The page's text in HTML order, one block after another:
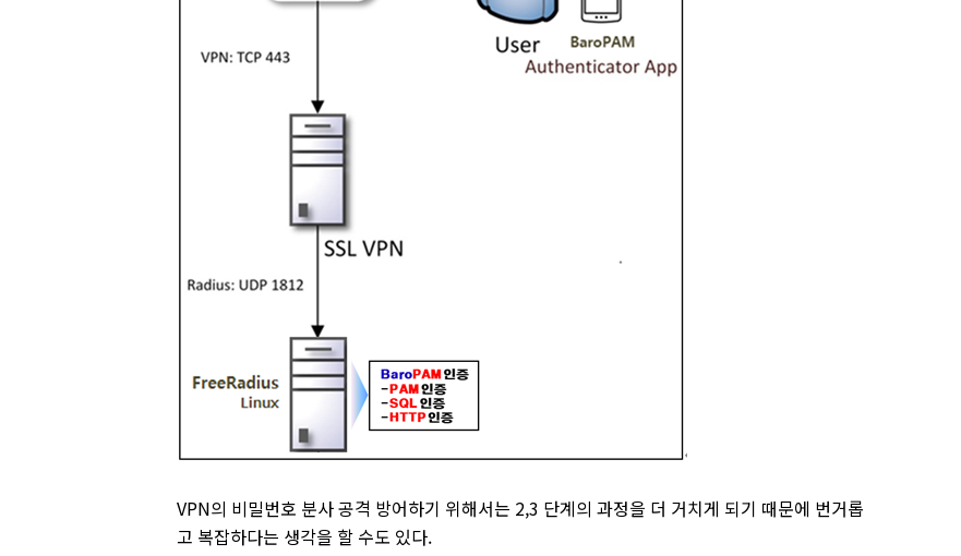
VPN의 비밀번호 분사 공격 방어하기 위해서는 2,3 단계의 과정을 더 거치게 되기 때문에 번거롭
고 복잡하다는 생각을 할 수도 있다.